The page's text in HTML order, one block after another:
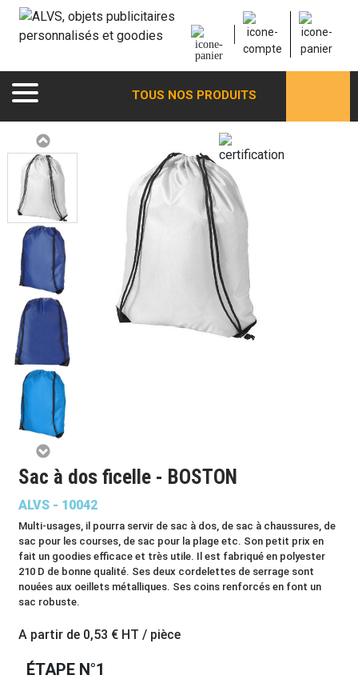
TOUS NOS PRODUITS
Sac à dos ficelle - BOSTON
ALVS - 10042
Multi-usages, il pourra servir de sac à dos, de sac à chaussures, de
sac pour les courses, de sac pour la plage etc. Son petit prix en
fait un goodies efficace et très utile. Il est fabriqué en polyester
210 D de bonne qualité. Ses deux cordelettes de serrage sont
nouées aux oeillets métalliques. Ses coins renforcés en font un
sac robuste.
A partir de 0,53 € HT / pièce
ÉTAPE N°1